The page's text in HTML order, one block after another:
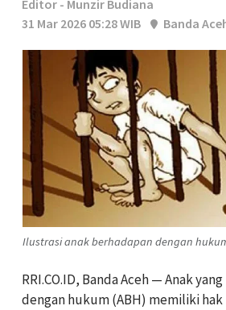
Editor - Munzir Budiana
31 Mar 2026 05:28 WIB
Banda
Ilustrasi anak berhadapan dengan
RRI.CO.ID, Banda Aceh — Anak
dengan hukum (ABH) memiliki